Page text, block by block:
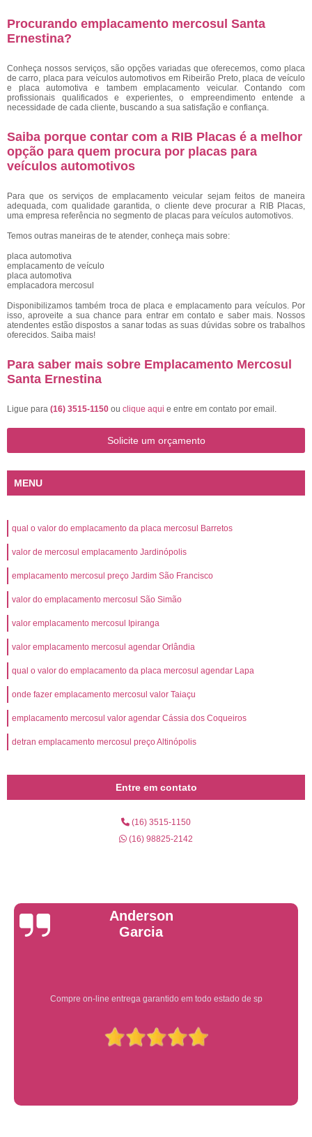
Procurando emplacamento mercosul Santa
Ernestina?
Conheça nossos serviços, são opções variadas que oferecemos, como placa
de carro, placa para veículos automotivos em Ribeirão Preto, placa de veículo
e placa automotiva e tambem emplacamento veicular. Contando com
profissionais qualificados e experientes, o empreendimento entende a
necessidade de cada cliente, buscando a sua satisfação e confiança.
Saiba porque contar com a RIB Placas é a melhor
opção para quem procura por placas para
veículos automotivos
Para que os serviços de emplacamento veicular sejam feitos de maneira
adequada, com qualidade garantida, o cliente deve procurar a RIB Placas,
uma empresa referência no segmento de placas para veículos automotivos.
Temos outras maneiras de te atender, conheça mais sobre:
placa automotiva
emplacamento de veículo
placa automotiva
emplacadora mercosul
Disponibilizamos também troca de placa e emplacamento para veículos. Por
isso, aproveite a sua chance para entrar em contato e saber mais. Nossos
atendentes estão dispostos a sanar todas as suas dúvidas sobre os trabalhos
oferecidos. Saiba mais!
Para saber mais sobre Emplacamento Mercosul
Santa Ernestina
Ligue para (16) 3515-1150 ou clique aqui e entre em contato por email.
Solicite um orçamento
MENU
qual o valor do emplacamento da placa mercosul Barretos
valor de mercosul emplacamento Jardinópolis
emplacamento mercosul preço Jardim São Francisco
valor do emplacamento mercosul São Simão
valor emplacamento mercosul Ipiranga
valor emplacamento mercosul agendar Orlândia
qual o valor do emplacamento da placa mercosul agendar Lapa
onde fazer emplacamento mercosul valor Taiaçu
emplacamento mercosul valor agendar Cássia dos Coqueiros
detran emplacamento mercosul preço Altinópolis
Entre em contato
(16) 3515-1150
(16) 98825-2142
Yuri Martins
Ótimo atendimento